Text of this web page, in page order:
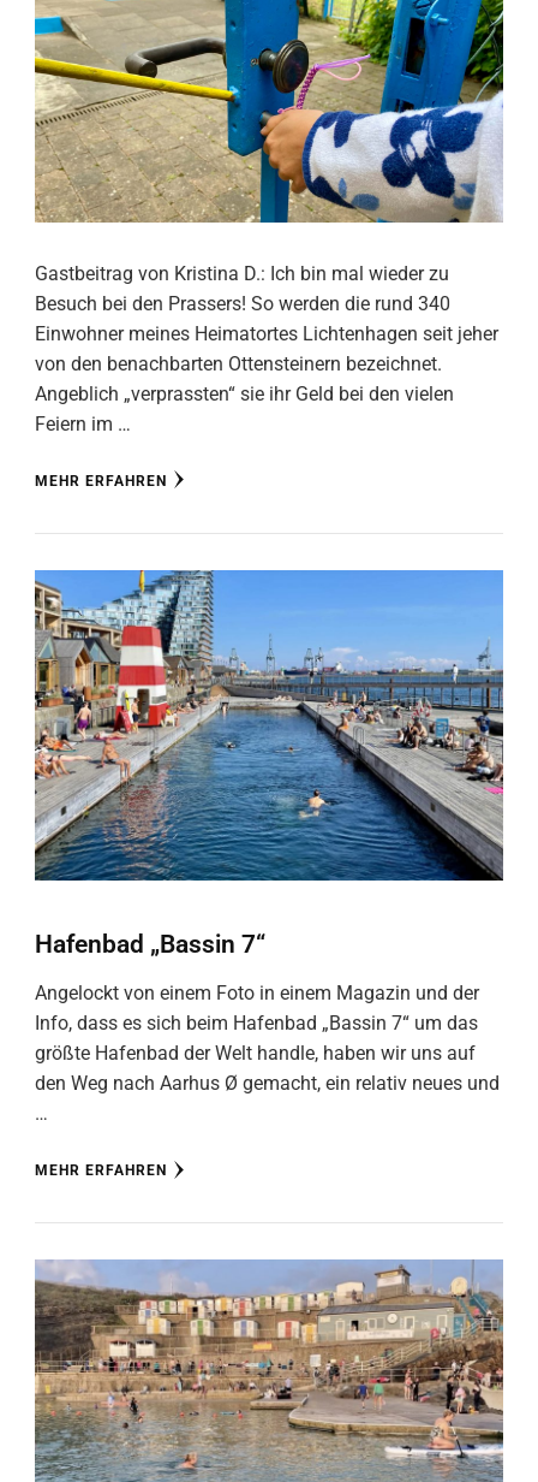
Gastbeitrag von Kristina D.: Ich bin mal wieder zu
Besuch bei den Prassers! So werden die rund 340
Einwohner meines Heimatortes Lichtenhagen seit jeher
von den benachbarten Ottensteinern bezeichnet.
Angeblich „verprassten“ sie ihr Geld bei den vielen
Feiern im …
MEHR ERFAHREN
Hafenbad „Bassin 7“
Angelockt von einem Foto in einem Magazin und der
Info, dass es sich beim Hafenbad „Bassin 7“ um das
größte Hafenbad der Welt handle, haben wir uns auf
den Weg nach Aarhus Ø gemacht, ein relativ neues und
…
MEHR ERFAHREN